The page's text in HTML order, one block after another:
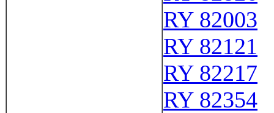
RY 82003
RY 82121
RY 82217
RY 82354